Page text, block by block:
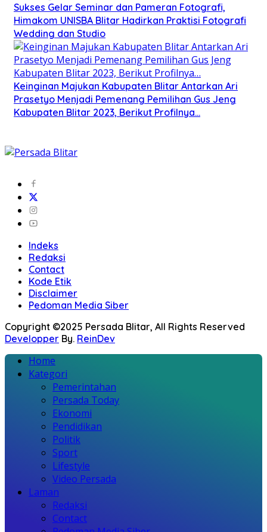
Sukses Gelar Seminar dan Pameran Fotografi,
Himakom UNISBA Blitar Hadirkan Praktisi Fotografi
Wedding dan Studio
Keinginan Majukan Kabupaten Blitar Antarkan Ari
Prasetyo Menjadi Pemenang Pemilihan Gus Jeng
Kabupaten Blitar 2023, Berikut Profilnya…
Indeks
Redaksi
Contact
Kode Etik
Disclaimer
Pedoman Media Siber
Copyright ©2025 Persada Blitar, All Rights Reserved
Developper By. ReinDev
Home
Kategori
Pemerintahan
Persada Today
Ekonomi
Pendidikan
Politik
Sport
Lifestyle
Video Persada
Laman
Redaksi
Contact